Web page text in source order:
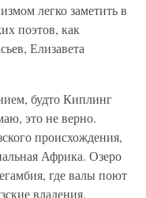
легко заметить в
поэтов, как
Елизавета
будто Киплинг
это не верно.
происхождения,
Африка. Озеро
где валы поют
владения.